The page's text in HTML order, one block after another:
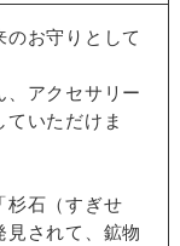
お守りとして
、アクセサリー
いただけま
杉石（すぎせ
見されて、鉱物